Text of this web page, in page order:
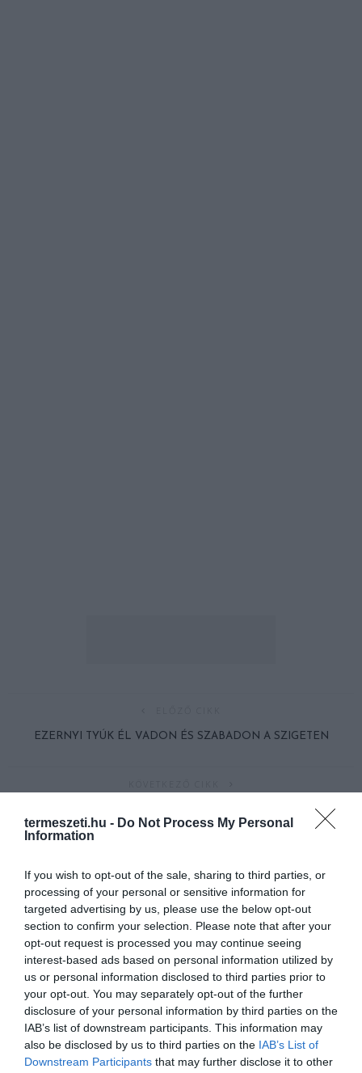
termeszeti.hu - Do Not Process My Personal
Information
If you wish to opt-out of the sale, sharing to third parties, or
processing of your personal or sensitive information for
targeted advertising by us, please use the below opt-out
section to confirm your selection. Please note that after your
opt-out request is processed you may continue seeing
interest-based ads based on personal information utilized by
us or personal information disclosed to third parties prior to
your opt-out. You may separately opt-out of the further
disclosure of your personal information by third parties on the
IAB’s list of downstream participants. This information may
also be disclosed by us to third parties on the IAB’s List of
Downstream Participants that may further disclose it to other
EZERNYI TYÚK ÉL VADON ÉS SZABADON A SZIGETEN
A JÖVŐ KERTJE FÜGGŐLEGES ÉS ROBOTOK GONDOZZÁK
HASONLÓ ÉRDEKESSÉGEK